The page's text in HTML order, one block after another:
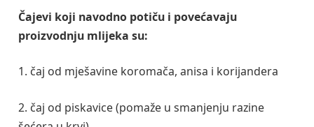
Čajevi koji navodno potiču i povećavaju
proizvodnju mlijeka su:
1. čaj od mješavine koromača, anisa i korijandera
2. čaj od piskavice (pomaže u smanjenju razine